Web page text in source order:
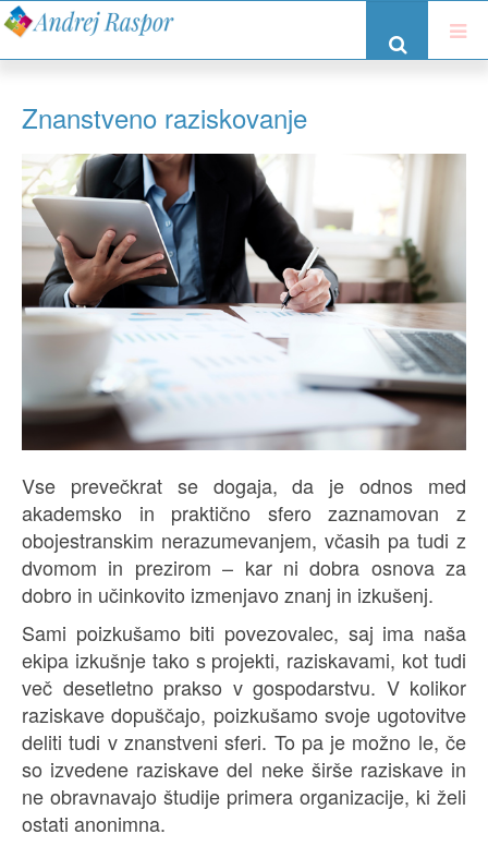
Znanstveno raziskovanje
Vse prevečkrat se dogaja, da je odnos med
akademsko in praktično sfero zaznamovan z
obojestranskim nerazumevanjem, včasih pa tudi z
dvomom in prezirom – kar ni dobra osnova za
dobro in učinkovito izmenjavo znanj in izkušenj.
Sami poizkušamo biti povezovalec, saj ima naša
ekipa izkušnje tako s projekti, raziskavami, kot tudi
več desetletno prakso v gospodarstvu. V kolikor
raziskave dopuščajo, poizkušamo svoje ugotovitve
deliti tudi v znanstveni sferi. To pa je možno le, če
so izvedene raziskave del neke širše raziskave in
ne obravnavajo študije primera organizacije, ki želi
ostati anonimna.